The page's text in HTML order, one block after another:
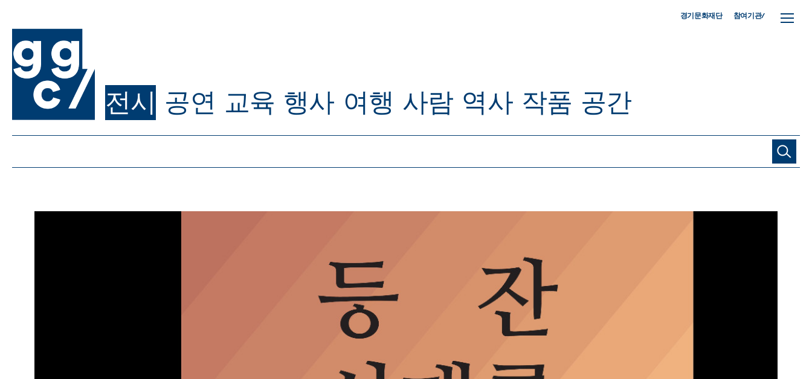
경기문화재단 참여기관/
전시 공연 교육 행사 여행 사람 역사 작품 공간